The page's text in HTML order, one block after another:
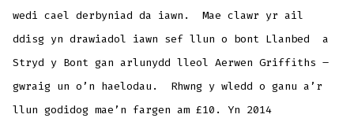
wedi cael derbyniad da iawn. Mae clawr yr ail
ddisg yn drawiadol iawn sef llun o bont Llanbed a
Stryd y Bont gan arlunydd lleol Aerwen Griffiths –
gwraig un o’n haelodau. Rhwng y wledd o ganu a’r
llun godidog mae’n fargen am £10. Yn 2014